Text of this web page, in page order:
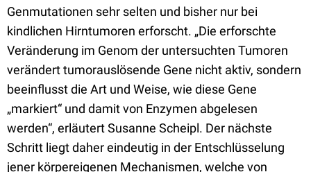
Genmutationen sehr selten und bisher nur bei
kindlichen Hirntumoren erforscht. „Die erforschte
Veränderung im Genom der untersuchten Tumoren
verändert tumorauslösende Gene nicht aktiv, sondern
beeinflusst die Art und Weise, wie diese Gene
„markiert“ und damit von Enzymen abgelesen
werden“, erläutert Susanne Scheipl. Der nächste
Schritt liegt daher eindeutig in der Entschlüsselung
jener körpereigenen Mechanismen, welche von